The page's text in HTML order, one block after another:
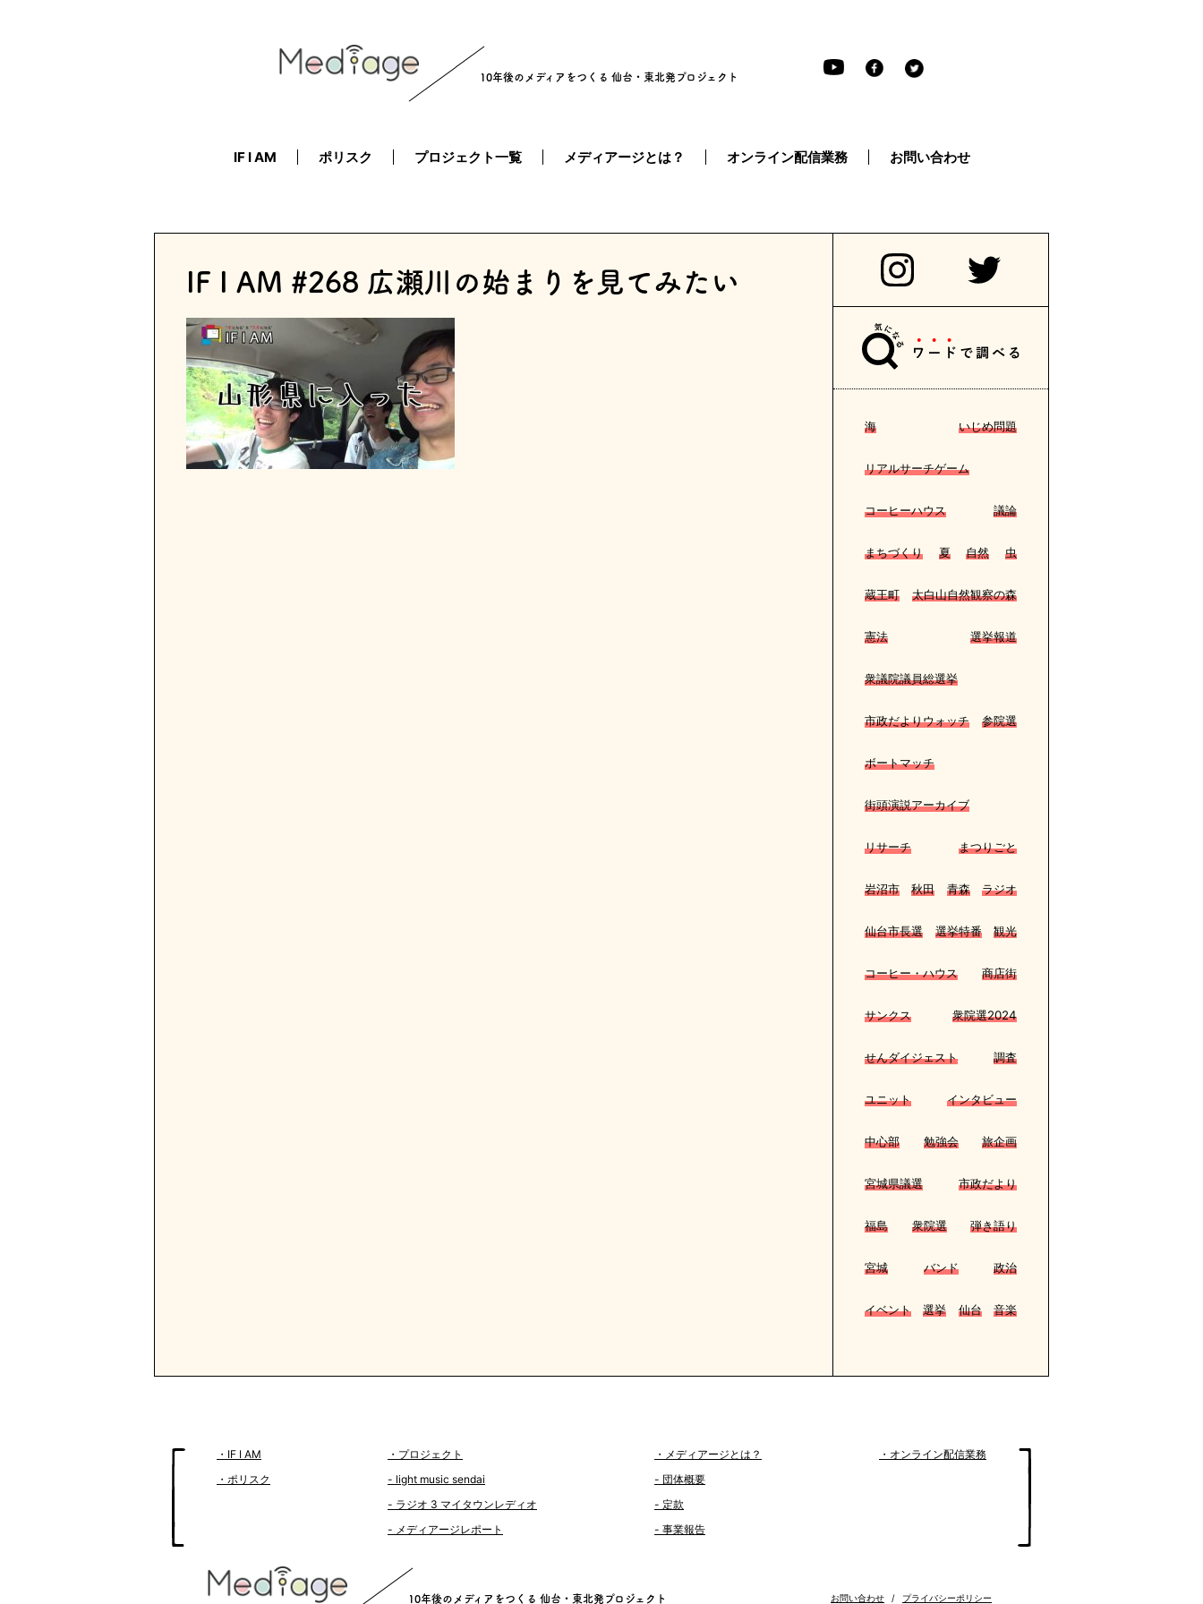
10年後のメディアをつくる 仙台・東北発プロジェクト
IF I AM ポリスク プロジェクト一覧 メディアージとは？ オンライン配信業務 お問い合わせ
海 いじめ問題
リアルサーチゲーム
コーヒーハウス 議論
まちづくり 夏 自然 虫
蔵王町 太白山自然観察の森
憲法 選挙報道
衆議院議員総選挙
市政だよりウォッチ 参院選
ボートマッチ
街頭演説アーカイブ
リサーチ まつりごと
岩沼市 秋田 青森 ラジオ
仙台市長選 選挙特番 観光
コーヒー・ハウス 商店街
サンクス 衆院選2024
せんダイジェスト 調査
ユニット インタビュー
中心部 勉強会 旅企画
宮城県議選 市政だより
福島 衆院選 弾き語り
宮城 バンド 政治
イベント 選挙 仙台 音楽
IF I AM #268 広瀬川の始まりを見てみたい
・IF I AM
・ポリスク
・プロジェクト
- light music sendai
- ラジオ 3 マイタウンレディオ
- メディアージレポート
・メディアージとは？
- 団体概要
- 定款
- 事業報告
・オンライン配信業務
10年後のメディアをつくる 仙台・東北発プロジェクト お問い合わせ / プライバシーポリシー